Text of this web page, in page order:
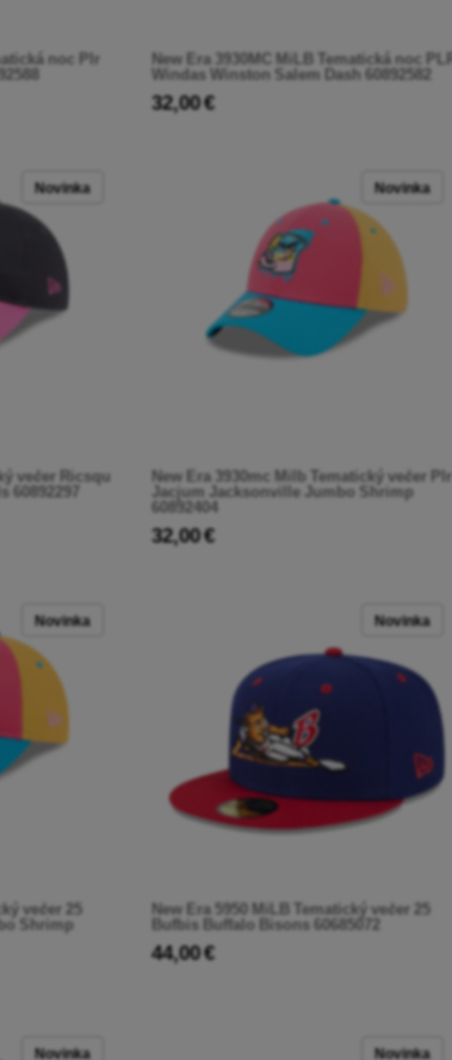
noc Plr
New Era 3930MC MiLB Tematická noc PLR
Windas Winston Salem Dash 60892582
32,00 €
Novinka
večer Ricsqu
60892297
Novinka
New Era 3930mc Milb Tematický večer Plr
Jacjum Jacksonville Jumbo Shrimp
60892404
32,00 €
Novinka
večer 25
Shrimp
Novinka
New Era 5950 MiLB Tematický večer 25
Bufbis Buffalo Bisons 60685072
44,00 €
Novinka Novinka